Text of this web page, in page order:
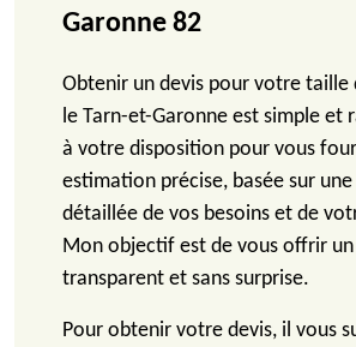
Garonne 82
Obtenir un devis pour votre taille
le Tarn-et-Garonne est simple et
à votre disposition pour vous
estimation précise, basée sur
détaillée de vos besoins et de
Mon objectif est de vous offrir
transparent et sans surprise.
Pour obtenir votre devis, il vous